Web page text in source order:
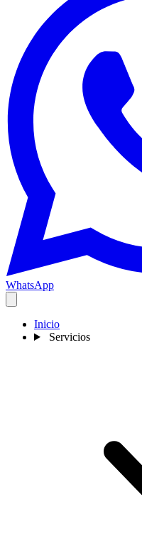
WhatsApp
Inicio
Servicios